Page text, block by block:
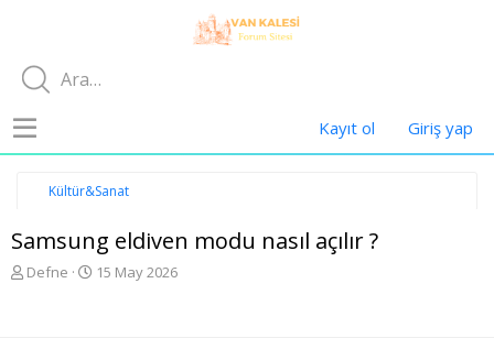
Kayıt ol Giriş yap
Kültür&Sanat
Samsung eldiven modu nasıl açılır ?
K
Defne
B15 May 2026